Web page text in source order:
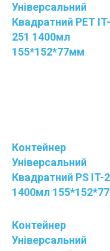
Універсальний
Квадратний PET IT-
251 1400мл
155*152*77мм
Контейнер
Універсальний
Квадратний PS IT-
1400мл
Контейнер
Універсальний